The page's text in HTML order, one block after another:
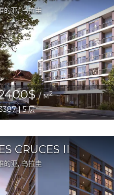
的亚, 乌拉圭
/ м2
| 5 层
CRUCES II
的亚, 乌拉圭